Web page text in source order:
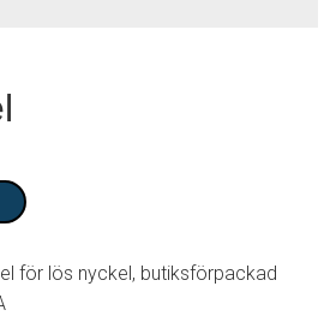
för lös nyckel, butiksförpackad